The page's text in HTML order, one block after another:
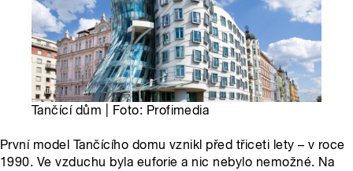
Tančící dům | Foto: Profimedia
První model Tančícího domu vznikl před třiceti lety – v roce
1990. Ve vzduchu byla euforie a nic nebylo nemožné. Na